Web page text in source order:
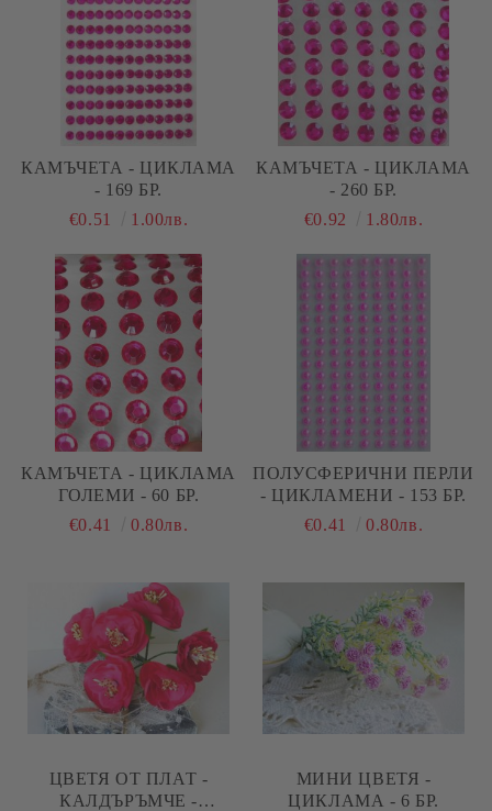
КАМЪЧЕТА - ЦИКЛАМА
- 169 БР.
€0.51
1.00лв.
КАМЪЧЕТА - ЦИКЛАМА
- 260 БР.
€0.92
1.80лв.
КАМЪЧЕТА - ЦИКЛАМА
ГОЛЕМИ - 60 БР.
€0.41
0.80лв.
ПОЛУСФЕРИЧНИ ПЕРЛИ
- ЦИКЛАМЕНИ - 153 БР.
€0.41
0.80лв.
ЦВЕТЯ ОТ ПЛАТ -
КАЛДЪРЪМЧЕ -
МИНИ ЦВЕТЯ -
ЦИКЛАМА - 6 БР.